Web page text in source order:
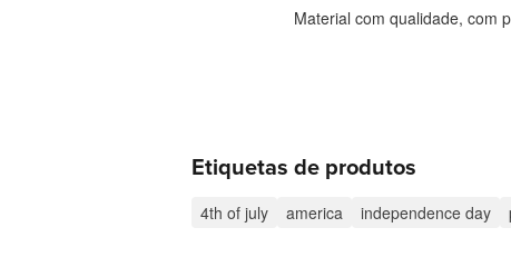
Material com qualidade, com
Etiquetas de produtos
4th of july america independence day